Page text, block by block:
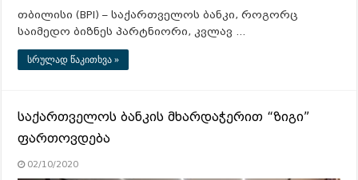
თბილისი (BPI) – საქართველოს ბანკი, როგორც
საიმედო ბიზნეს პარტნიორი, კვლავ …
სრულად წაკითხვა »
საქართველოს ბანკის მხარდაჭერით “ზიგი”
ფართოვდება
02/10/2020